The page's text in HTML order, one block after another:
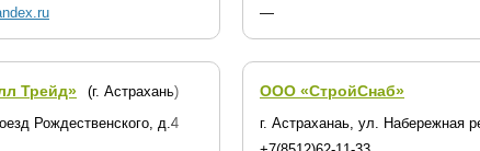
—
Трейд»
(г. Астрахань)
Рождественского, д.4
ООО «СтройСнаб»
г. Астраханаь, ул. Набережная